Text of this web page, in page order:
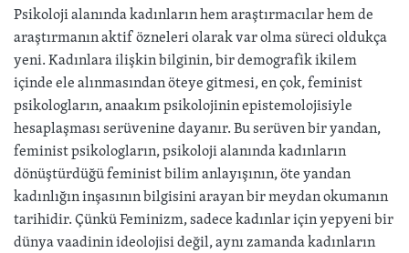
Psikoloji alanında kadınların hem araştırmacılar hem de
araştırmanın aktif özneleri olarak var olma süreci oldukça
yeni. Kadınlara ilişkin bilginin, bir demografik ikilem
içinde ele alınmasından öteye gitmesi, en çok, feminist
psikologların, anaakım psikolojinin epistemolojisiyle
hesaplaşması serüvenine dayanır. Bu serüven bir yandan,
feminist psikologların, psikoloji alanında kadınların
dönüştürdüğü feminist bilim anlayışının, öte yandan
kadınlığın inşasının bilgisini arayan bir meydan okumanın
tarihidir. Çünkü Feminizm, sadece kadınlar için yepyeni bir
dünya vaadinin ideolojisi değil, aynı zamanda kadınların